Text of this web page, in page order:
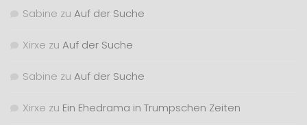
Sabine zu Auf der Suche
Xirxe zu Auf der Suche
Sabine zu Auf der Suche
Xirxe zu Ein Ehedrama in Trumpschen Zeiten